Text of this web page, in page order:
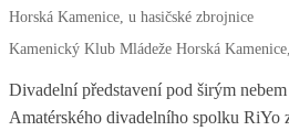
Horská Kamenice, u hasičské zbrojnice
Kamenický Klub Mládeže Horská
Divadelní představení pod širým
Amatérského divadelního spolku RiYo